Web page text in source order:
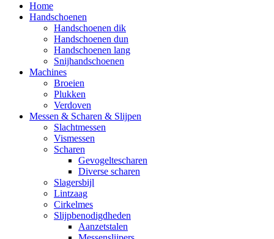
Home
Handschoenen
Handschoenen dik
Handschoenen dun
Handschoenen lang
Snijhandschoenen
Machines
Broeien
Plukken
Verdoven
Messen & Scharen & Slijpen
Slachtmessen
Vismessen
Scharen
Gevogeltescharen
Diverse scharen
Slagersbijl
Lintzaag
Cirkelmes
Slijpbenodigdheden
Aanzetstalen